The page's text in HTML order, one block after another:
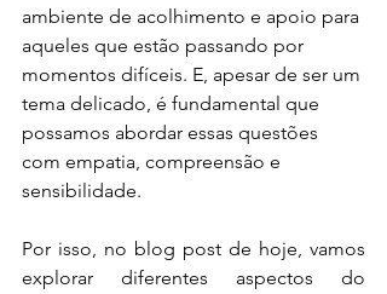
ambiente de acolhimento e apoio para
aqueles que estão passando por
momentos difíceis. E, apesar de ser um
tema delicado, é fundamental que
possamos abordar essas questões
com empatia, compreensão e
sensibilidade.
Por isso, no blog post de hoje, vamos
explorar diferentes aspectos do